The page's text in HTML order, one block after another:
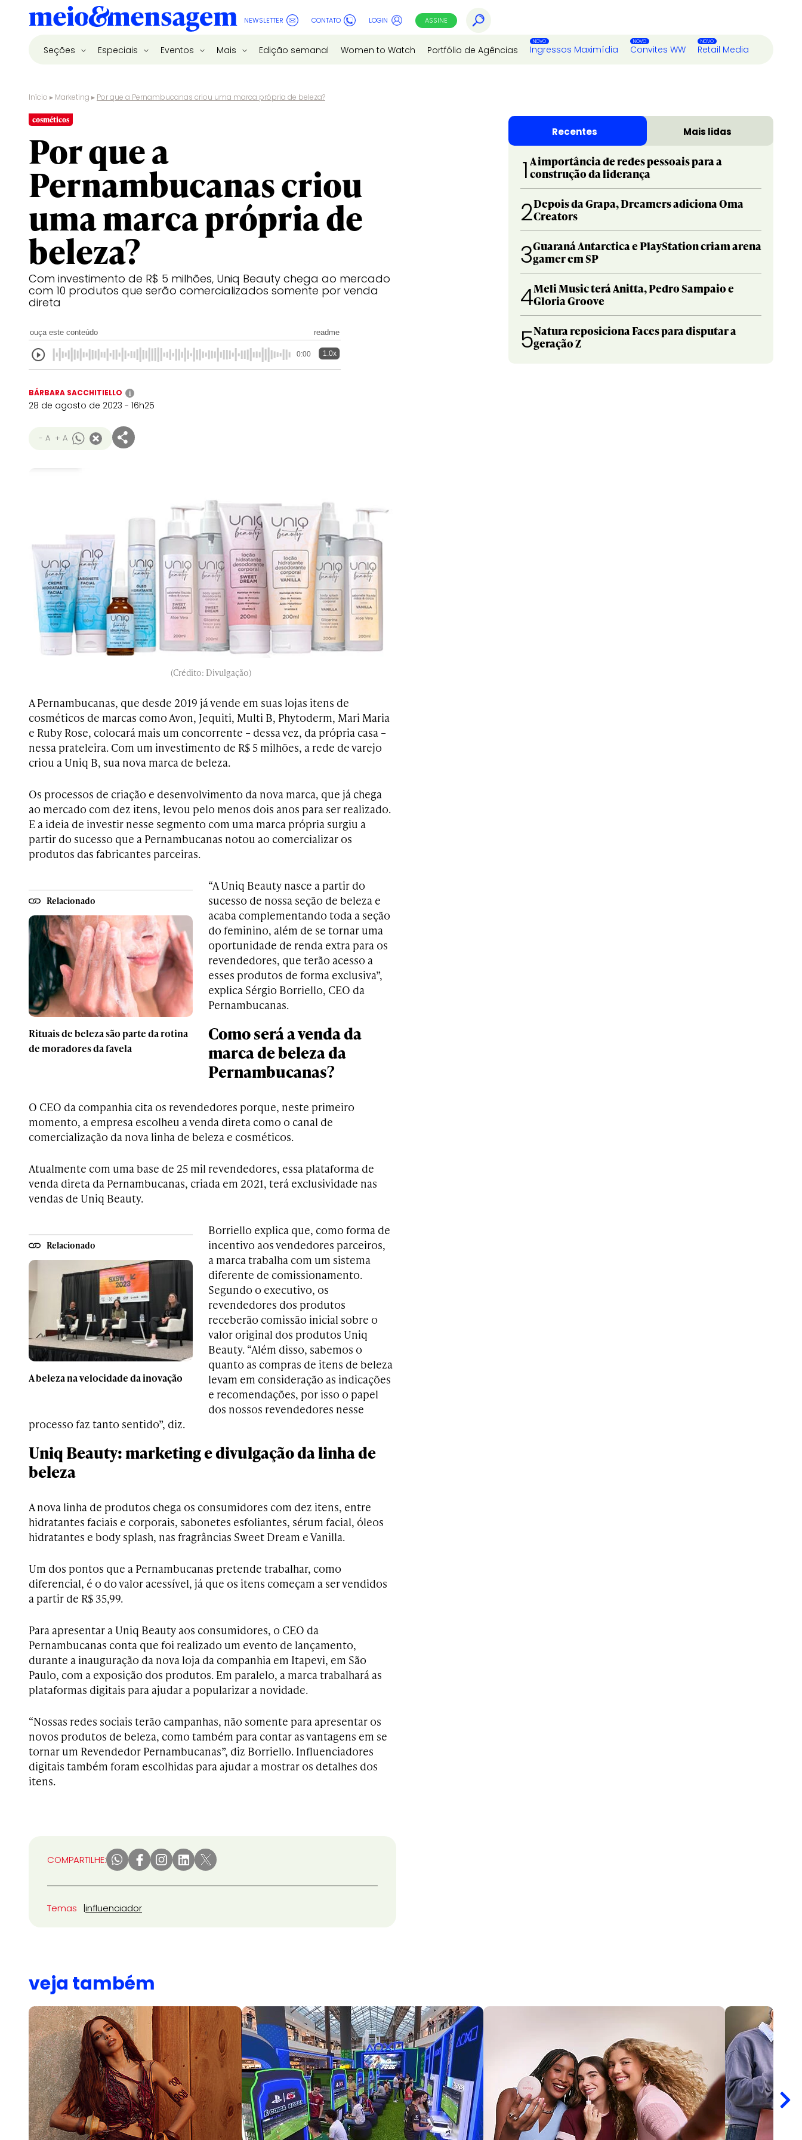
NEWSLETTER CONTATO LOGIN ASSINE
Seções Especiais Eventos Mais Edição semanal Women to Watch Portfólio de Agências Ingressos Maximídia Convites WW Retail Media
Início ▸ Marketing ▸ Por que a Pernambucanas criou uma marca própria de beleza?
cosméticos
Por que a
Pernambucanas criou
uma marca própria de
beleza?
Com investimento de R$ 5 milhões, Uniq Beauty chega ao mercado
com 10 produtos que serão comercializados somente por venda
direta
ouça este conteúdo readme
0:00 1.0x
BÁRBARA SACCHITIELLO i
28 de agosto de 2023 - 16h25
- A + A
(Crédito: Divulgação)
A Pernambucanas, que desde 2019 já vende em suas lojas itens de
cosméticos de marcas como Avon, Jequiti, Multi B, Phytoderm, Mari Maria
e Ruby Rose, colocará mais um concorrente – dessa vez, da própria casa –
nessa prateleira. Com um investimento de R$ 5 milhões, a rede de varejo
criou a Uniq B, sua nova marca de beleza.
Os processos de criação e desenvolvimento da nova marca, que já chega
ao mercado com dez itens, levou pelo menos dois anos para ser realizado.
E a ideia de investir nesse segmento com uma marca própria surgiu a
partir do sucesso que a Pernambucanas notou ao comercializar os
produtos das fabricantes parceiras.
Relacionado
Rituais de beleza são parte da rotina
de moradores da favela
“A Uniq Beauty nasce a partir do
sucesso de nossa seção de beleza e
acaba complementando toda a seção
do feminino, além de se tornar uma
oportunidade de renda extra para os
revendedores, que terão acesso a
esses produtos de forma exclusiva”,
explica Sérgio Borriello, CEO da
Pernambucanas.
Como será a venda da
marca de beleza da
Pernambucanas?
O CEO da companhia cita os revendedores porque, neste primeiro
momento, a empresa escolheu a venda direta como o canal de
comercialização da nova linha de beleza e cosméticos.
Atualmente com uma base de 25 mil revendedores, essa plataforma de
venda direta da Pernambucanas, criada em 2021, terá exclusividade nas
vendas de Uniq Beauty.
Relacionado
A beleza na velocidade da inovação
Borriello explica que, como forma de
incentivo aos vendedores parceiros,
a marca trabalha com um sistema
diferente de comissionamento.
Segundo o executivo, os
revendedores dos produtos
receberão comissão inicial sobre o
valor original dos produtos Uniq
Beauty. “Além disso, sabemos o
quanto as compras de itens de beleza
levam em consideração as indicações
e recomendações, por isso o papel
dos nossos revendedores nesse
processo faz tanto sentido”, diz.
Uniq Beauty: marketing e divulgação da linha de
beleza
A nova linha de produtos chega os consumidores com dez itens, entre
hidratantes faciais e corporais, sabonetes esfoliantes, sérum facial, óleos
hidratantes e body splash, nas fragrâncias Sweet Dream e Vanilla.
Um dos pontos que a Pernambucanas pretende trabalhar, como
diferencial, é o do valor acessível, já que os itens começam a ser vendidos
a partir de R$ 35,99.
Para apresentar a Uniq Beauty aos consumidores, o CEO da
Pernambucanas conta que foi realizado um evento de lançamento,
durante a inauguração da nova loja da companhia em Itapevi, em São
Paulo, com a exposição dos produtos. Em paralelo, a marca trabalhará as
plataformas digitais para ajudar a popularizar a novidade.
“Nossas redes sociais terão campanhas, não somente para apresentar os
novos produtos de beleza, como também para contar as vantagens em se
tornar um Revendedor Pernambucanas”, diz Borriello. Influenciadores
digitais também foram escolhidas para ajudar a mostrar os detalhes dos
itens.
COMPARTILHE:
Temas influenciador
Recentes Mais lidas
1 A importância de redes pessoais para a
construção da liderança
2Depois da Grapa, Dreamers adiciona Oma
Creators
3Guaraná Antarctica e PlayStation criam arena
gamer em SP
4Meli Music terá Anitta, Pedro Sampaio e
Gloria Groove
5Natura reposiciona Faces para disputar a
geração Z
veja também